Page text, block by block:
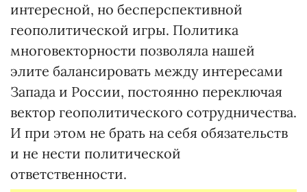
интересной, но бесперспективной
геополитической игры. Политика
многовекторности позволяла нашей
элите балансировать между интересами
Запада и России, постоянно переключая
вектор геополитического сотрудничества.
И при этом не брать на себя обязательств
и не нести политической
ответственности.